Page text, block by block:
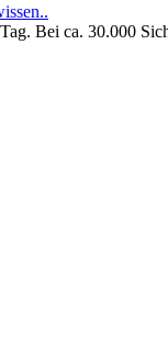
Bei ca. 30.000